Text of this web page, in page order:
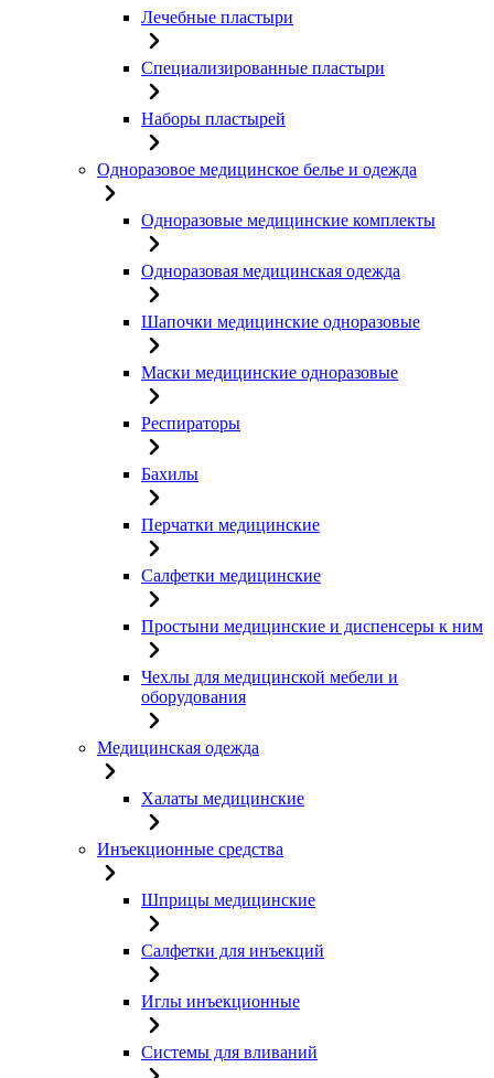
Лечебные пластыри
Специализированные пластыри
Наборы пластырей
Одноразовое медицинское белье и одежда
Одноразовые медицинские комплекты
Одноразовая медицинская одежда
Шапочки медицинские одноразовые
Маски медицинские одноразовые
Респираторы
Бахилы
Перчатки медицинские
Салфетки медицинские
Простыни медицинские и диспенсеры к ним
Чехлы для медицинской мебели и
оборудования
Медицинская одежда
Халаты медицинские
Инъекционные средства
Шприцы медицинские
Салфетки для инъекций
Иглы инъекционные
Системы для вливаний